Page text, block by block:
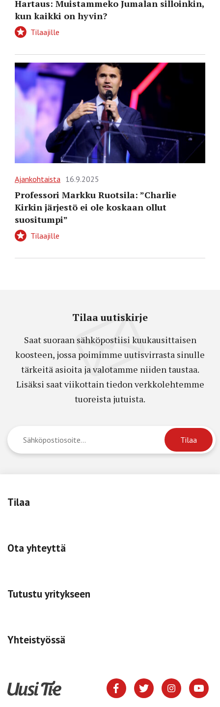
Hartaus: Muistammeko Jumalan silloinkin,
kun kaikki on hyvin?
Tilaajille
Ajankohtaista 16.9.2025
Professori Markku Ruotsila: ”Charlie
Kirkin järjestö ei ole koskaan ollut
suositumpi”
Tilaajille
Tilaa uutiskirje
Saat suoraan sähköpostiisi kuukausittaisen
koosteen, jossa poimimme uutisvirrasta sinulle
tärkeitä asioita ja valotamme niiden taustaa.
Lisäksi saat viikottain tiedon verkkolehtemme
tuoreista jutuista.
Tilaa
Ota yhteyttä
Tutustu yritykseen
Yhteistyössä